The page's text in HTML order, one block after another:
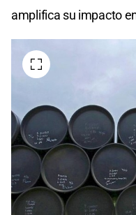
amplifica su impacto